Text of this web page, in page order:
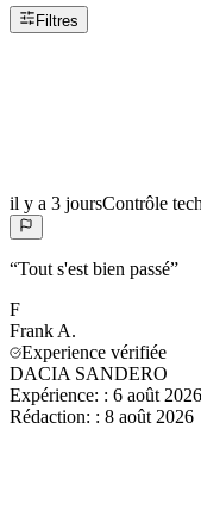
Filtres
il y a 3 joursContrôle
“Tout s'est bien passé”
F
Frank A.
Experience vérifiée
DACIA SANDERO
Expérience: : 6 août 2026
Rédaction: : 8 août 2026